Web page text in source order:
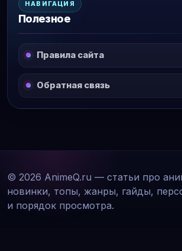
НАВИГАЦИЯ
Полезное
Правила сайта
Обратная связь
© 2026 AnimeQ.ru — статьи про
новинки, топы, жанры, гайды,
и порядок просмотра.